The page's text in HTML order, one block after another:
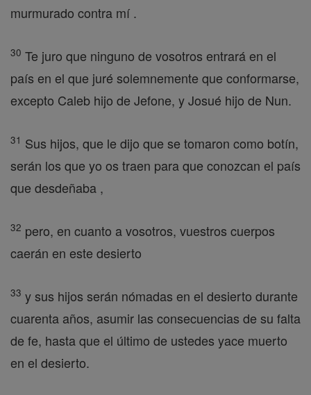
murmurado contra mí .
30 Te juro que ninguno de vosotros entrará en el
país en el que juré solemnemente que conformarse,
excepto Caleb hijo de Jefone, y Josué hijo de Nun.
31 Sus hijos, que le dijo que se tomaron como botín,
serán los que yo os traen para que conozcan el país
que desdeñaba ,
32 pero, en cuanto a vosotros, vuestros cuerpos
caerán en este desierto
33 y sus hijos serán nómadas en el desierto durante
cuarenta años, asumir las consecuencias de su falta
de fe, hasta que el último de ustedes yace muerto
en el desierto.